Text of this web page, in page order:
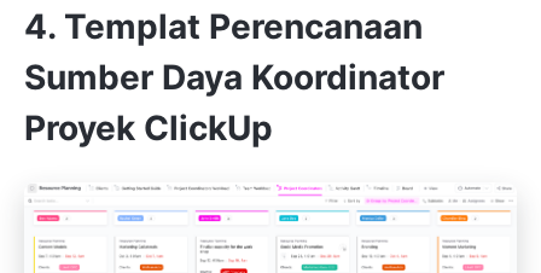
4. Templat Perencanaan
Sumber Daya Koordinator
Proyek ClickUp